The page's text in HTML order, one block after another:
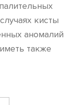
кисты
аномалий
также